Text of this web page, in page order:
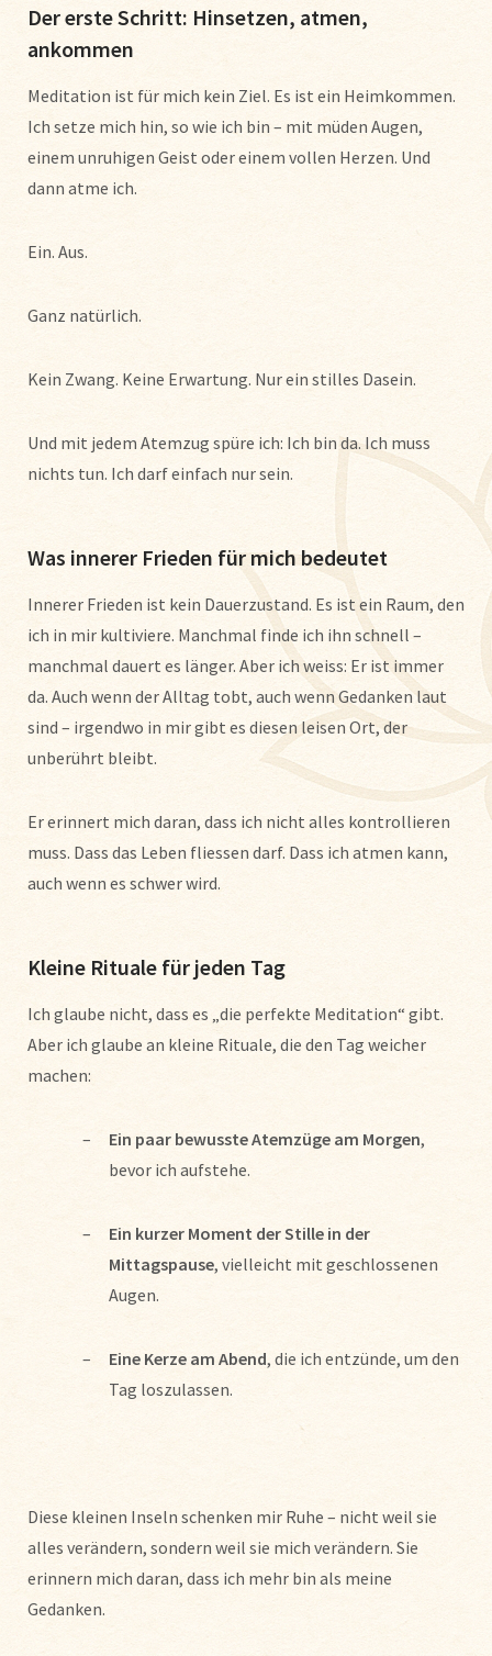
Der erste Schritt: Hinsetzen, atmen,
ankommen
Meditation ist für mich kein Ziel. Es ist ein Heimkommen.
Ich setze mich hin, so wie ich bin – mit müden Augen,
einem unruhigen Geist oder einem vollen Herzen. Und
dann atme ich.
Ein. Aus.
Ganz natürlich.
Kein Zwang. Keine Erwartung. Nur ein stilles Dasein.
Und mit jedem Atemzug spüre ich: Ich bin da. Ich muss
nichts tun. Ich darf einfach nur sein.
Was innerer Frieden für mich bedeutet
Innerer Frieden ist kein Dauerzustand. Es ist ein Raum, den
ich in mir kultiviere. Manchmal finde ich ihn schnell –
manchmal dauert es länger. Aber ich weiss: Er ist immer
da. Auch wenn der Alltag tobt, auch wenn Gedanken laut
sind – irgendwo in mir gibt es diesen leisen Ort, der
unberührt bleibt.
Er erinnert mich daran, dass ich nicht alles kontrollieren
muss. Dass das Leben fliessen darf. Dass ich atmen kann,
auch wenn es schwer wird.
Kleine Rituale für jeden Tag
Ich glaube nicht, dass es „die perfekte Meditation“ gibt.
Aber ich glaube an kleine Rituale, die den Tag weicher
machen:
Ein paar bewusste Atemzüge am Morgen,
bevor ich aufstehe.
Ein kurzer Moment der Stille in der
Mittagspause, vielleicht mit geschlossenen
Augen.
Eine Kerze am Abend, die ich entzünde, um den
Tag loszulassen.
Diese kleinen Inseln schenken mir Ruhe – nicht weil sie
alles verändern, sondern weil sie mich verändern. Sie
erinnern mich daran, dass ich mehr bin als meine
Gedanken.